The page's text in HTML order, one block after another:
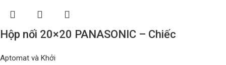
Hộp nối 20×20 PANASONIC – Chiếc
Aptomat và Khởi